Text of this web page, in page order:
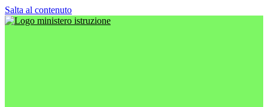
Salta al contenuto